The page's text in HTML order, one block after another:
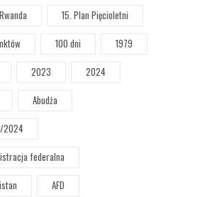
15. Plan Pięcioletni
100 dni
1979
2023
2024
Abudża
2024
federalna
AFD